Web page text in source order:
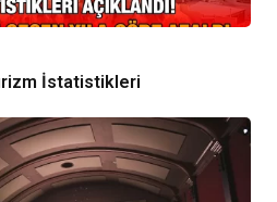
İstatistikleri